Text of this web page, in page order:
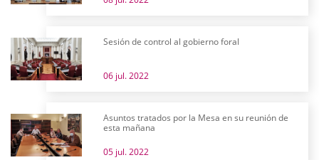
Sesión de control al gobierno foral
06 jul. 2022
Asuntos tratados por la Mesa en su reunión de
esta mañana
05 jul. 2022